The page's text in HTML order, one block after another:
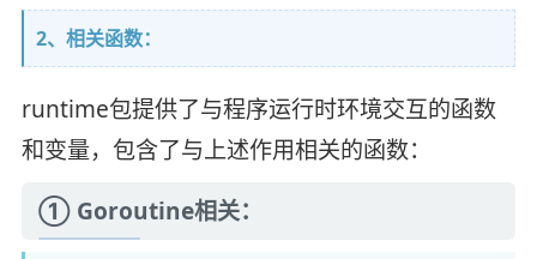
2、相关函数：
runtime包提供了与程序运行时环境交互的函数
和变量，包含了与上述作用相关的函数：
① Goroutine相关：